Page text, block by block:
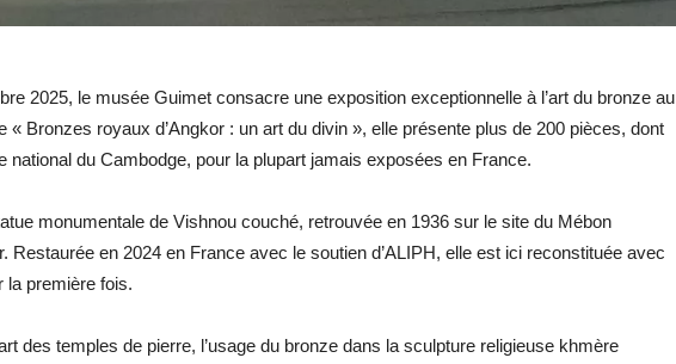
2025, le musée Guimet consacre une exposition exceptionnelle à l’art du bronze au
« Bronzes royaux d’Angkor : un art du divin », elle présente plus de 200 pièces, dont
national du Cambodge, pour la plupart jamais exposées en France.
monumentale de Vishnou couché, retrouvée en 1936 sur le site du Mébon
Restaurée en 2024 en France avec le soutien d’ALIPH, elle est ici reconstituée avec
la première fois.
des temples de pierre, l’usage du bronze dans la sculpture religieuse khmère